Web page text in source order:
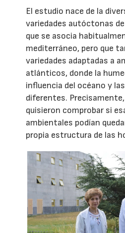
El estudio nace de la
variedades autóctonas
que se asocia
mediterráneo, pero que
variedades adaptadas a
atlánticos, donde la
influencia del océano y
diferentes. Precisamente,
quisieron comprobar si
ambientales podían
propia estructura de las